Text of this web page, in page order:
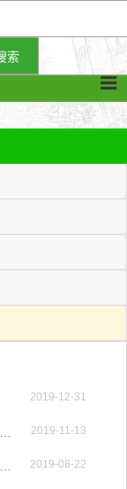
2019-12-31
2019-11-13
2019-08-22